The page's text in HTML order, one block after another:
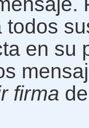
todos
en su
firma